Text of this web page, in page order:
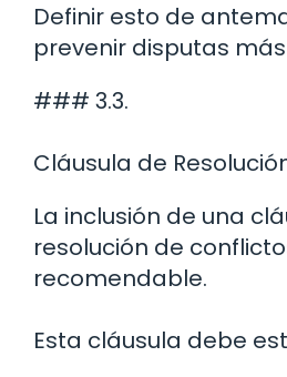
Definir esto de
prevenir disputas
### 3.3.
Cláusula de
La inclusión de una
resolución de
recomendable.
Esta cláusula debe